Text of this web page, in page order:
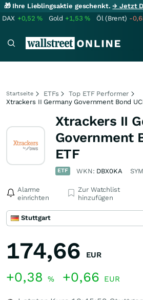
🎁 Ihre Lieblingsaktie geschenkt.→ Jetzt
DAX +0,52% Gold +1,53% Öl (Brent) -
Startseite ETFs
Top ETF Performer
Xtrackers II Germany Government Bond
Xtrackers II
Government
ETF
ETF WKN: DBX0KA
Alarme
einrichten
Zur Watchlist
hinzufügen
Stuttgart
174,66 EUR
+0,38 % +0,66 EUR